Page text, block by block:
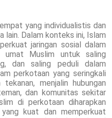
yang individualistis dan
lain. Dalam konteks ini, Islam
jaringan sosial dalam
umat Muslim untuk saling
dan saling peduli dalam
perkotaan yang seringkali
menjalin hubungan
dan komunitas sekitar
di perkotaan diharapkan
kuat dan memperkuat